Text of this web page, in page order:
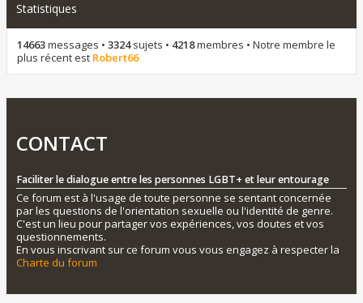
Statistiques
14663messages • 3324sujets • 4218membres • Notre membre le
plus récent est Robert66
CONTACT
Faciliter le dialogue entre les personnes LGBT+ et leur entourage
Ce forum est à l'usage de toute personne se sentant concernée
par les questions de l'orientation sexuelle ou l'identité de genre.
C'est un lieu pour partager vos expériences, vos doutes et vos
questionnements.
En vous inscrivant sur ce forum vous vous engagez à respecter la
Charte du forum